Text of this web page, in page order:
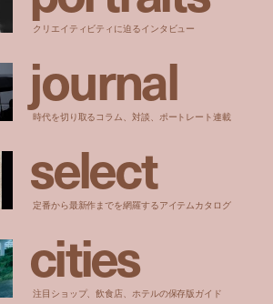
クリエイティビティに迫るインタビュー
journal
時代を切り取るコラム、対談、ポートレート連載
select
定番から最新作までを網羅するアイテムカタログ
cities
注目ショップ、飲食店、ホテルの保存版ガイド